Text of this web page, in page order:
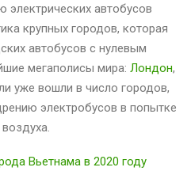
автобусов
крупных городов, которая
автобусов с нулевым
мегаполисы мира: Лондон,
уже вошли в число городов,
электробусов в попытке
Вьетнама в 2020 году